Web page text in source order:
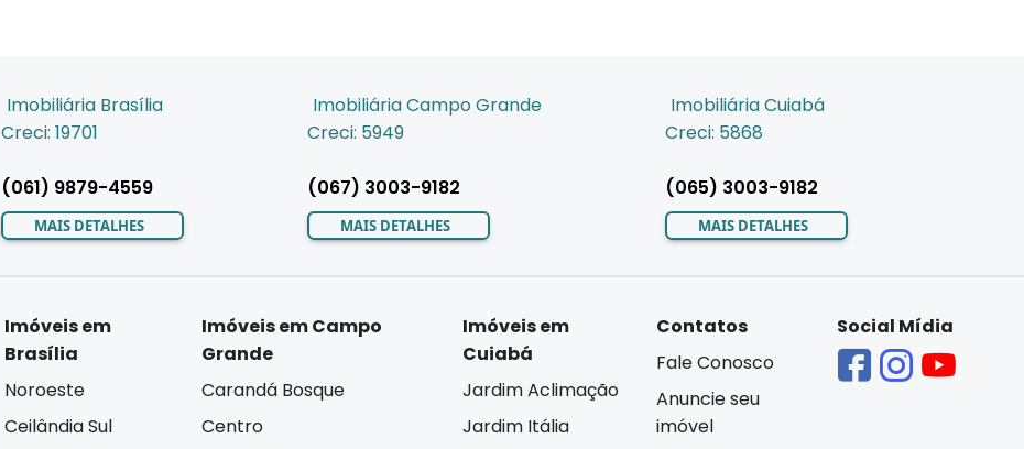
Imobiliária Brasília
Creci: 19701
(061) 9879-4559
MAIS DETALHES
Imobiliária Campo Grande
Creci: 5949
(067) 3003-9182
MAIS DETALHES
Imobiliária Cuiabá
Creci: 5868
(065) 3003-9182
MAIS DETALHES
Imóveis em
Brasília
Noroeste
Ceilândia Sul
Imóveis em Campo
Grande
Carandá Bosque
Centro
Imóveis em
Cuiabá
Jardim Aclimação
Jardim Itália
Contatos
Fale Conosco
Anuncie seu
imóvel
Social Mídia